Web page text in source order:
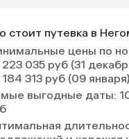
стоит путевка в
цены по
223 035 руб (31
184 313 руб (09
выгодные даты: